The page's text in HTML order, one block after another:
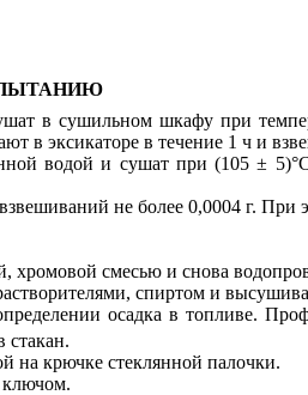
в сушильном шкафу при
эксикаторе в течение 1 ч и
водой и сушат при (105 ±
не более 0,0004 г.
смесью и снова
спиртом и
осадка в топливе.
стакан.
на крючке стеклянной палочки.
ключом.